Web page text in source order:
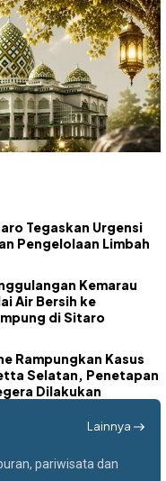
Tegaskan Urgensi
Pengelolaan Limbah
Kemarau
Air Bersih ke
di Sitaro
Rampungkan Kasus
Selatan, Penetapan
Dilakukan
Lainnya
pariwisata dan